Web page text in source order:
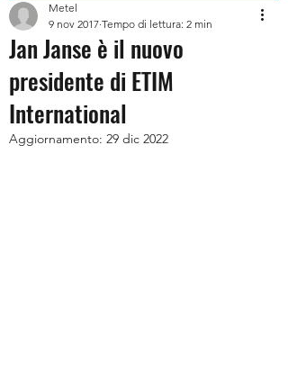
Jan Janse è il nuovo
presidente di ETIM
International
Metel
9 nov 2017 Tempo di lettura: 2 min
Aggiornamento: 29 dic 2022